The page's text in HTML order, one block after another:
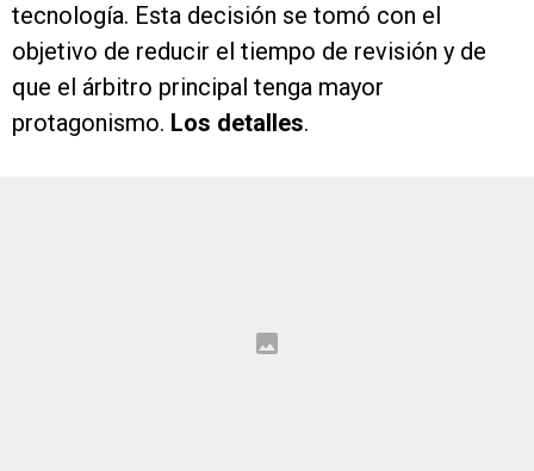
tecnología. Esta decisión se tomó con el
objetivo de reducir el tiempo de revisión y de
que el árbitro principal tenga mayor
protagonismo. Los detalles.